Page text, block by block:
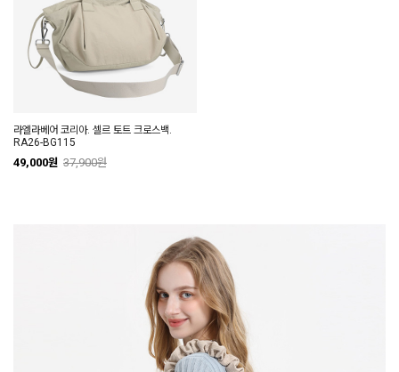
라엘라베어 코리아. 셀르 토트 크로스백.
RA26-BG115
49,000원 37,900원